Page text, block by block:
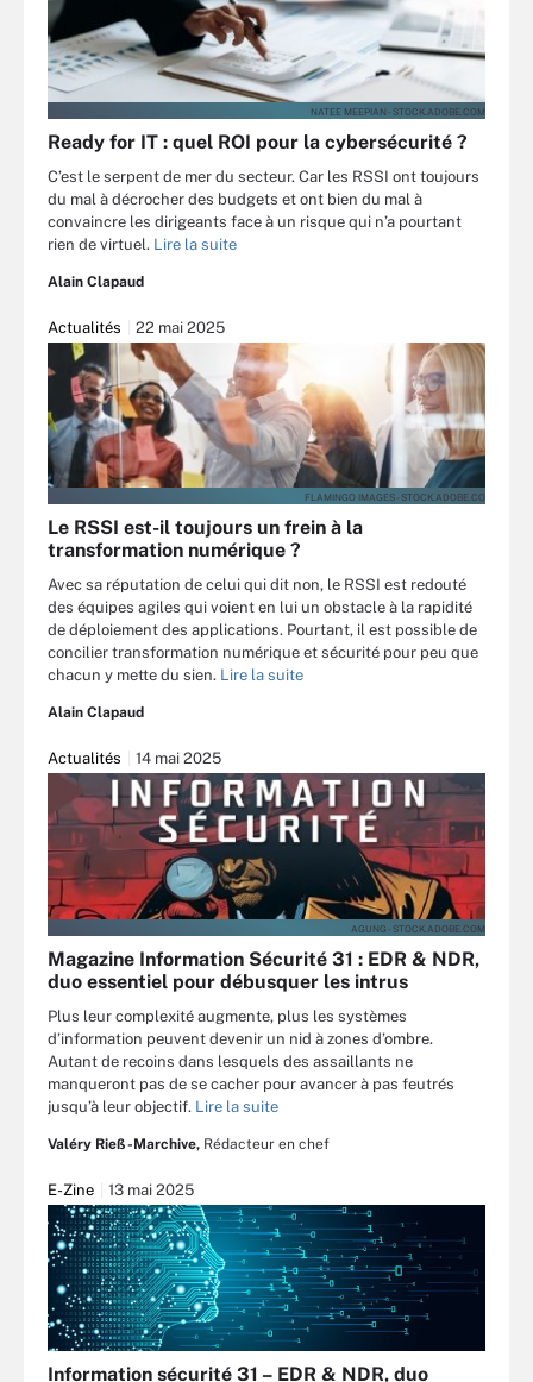
NATEE MEEPIAN - STOCK.ADOBE.COM
Ready for IT : quel ROI pour la cybersécurité ?
C’est le serpent de mer du secteur. Car les RSSI ont toujours
du mal à décrocher des budgets et ont bien du mal à
convaincre les dirigeants face à un risque qui n’a pourtant
rien de virtuel. Lire la suite
Alain Clapaud
Actualités 22 mai 2025
FLAMINGO IMAGES - STOCK.ADOBE.CO
Le RSSI est-il toujours un frein à la
transformation numérique ?
Avec sa réputation de celui qui dit non, le RSSI est redouté
des équipes agiles qui voient en lui un obstacle à la rapidité
de déploiement des applications. Pourtant, il est possible de
concilier transformation numérique et sécurité pour peu que
chacun y mette du sien. Lire la suite
Alain Clapaud
Actualités 14 mai 2025
AGUNG - STOCK.ADOBE.COM
Magazine Information Sécurité 31 : EDR & NDR,
duo essentiel pour débusquer les intrus
Plus leur complexité augmente, plus les systèmes
d’information peuvent devenir un nid à zones d’ombre.
Autant de recoins dans lesquels des assaillants ne
manqueront pas de se cacher pour avancer à pas feutrés
jusqu’à leur objectif. Lire la suite
Valéry Rieß-Marchive, Rédacteur en chef
E-Zine 13 mai 2025
Information sécurité 31 – EDR & NDR, duo